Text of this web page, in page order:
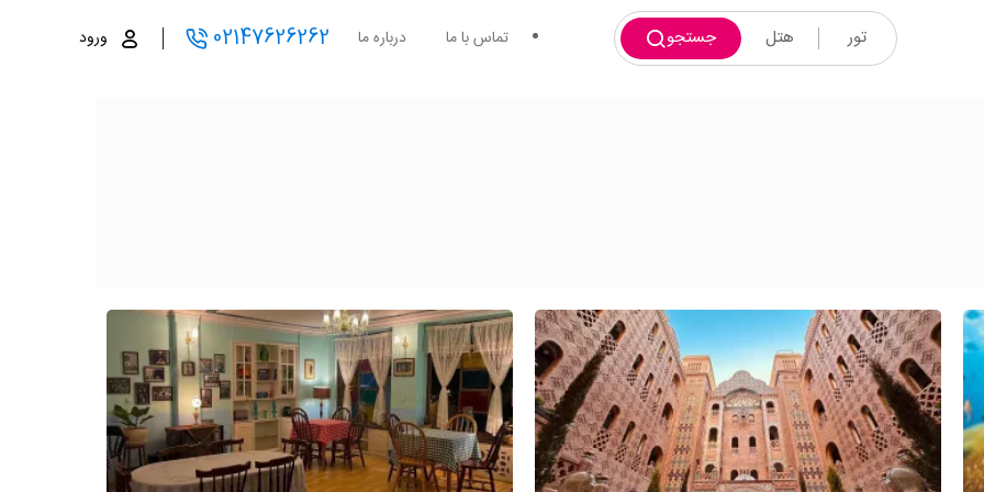
تور هتل جستجو تماس با ما درباره ما 02147626262 ورود